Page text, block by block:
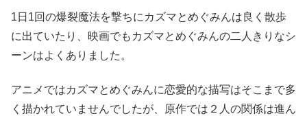
1日1回の爆裂魔法を撃ちにカズマとめぐみんは良く散歩
に出ていたり、映画でもカズマとめぐみんの二人きりなシ
ーンはよくありました。
アニメではカズマとめぐみんに恋愛的な描写はそこまで多
く描かれていませんでしたが、原作では２人の関係は進ん